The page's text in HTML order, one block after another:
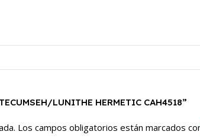
LUNITHE HERMETIC CAH4518”
Los campos obligatorios están marcados